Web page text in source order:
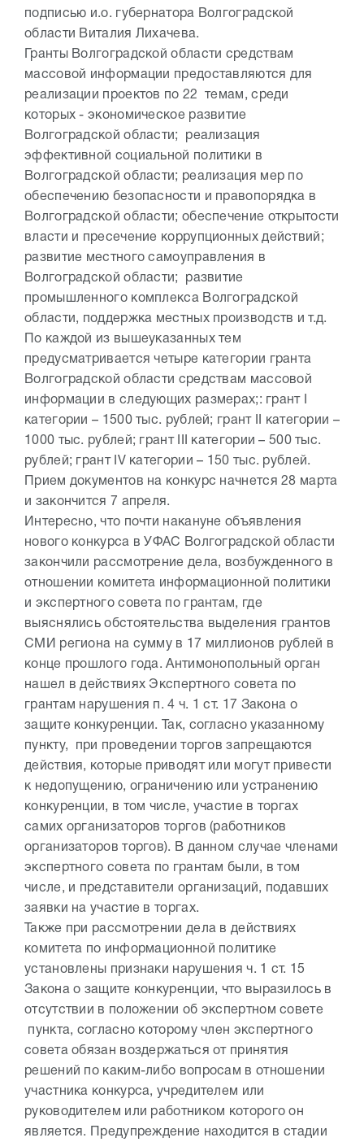
подписью и.о. губернатора Волгоградской
области Виталия Лихачева.
Гранты Волгоградской области средствам
массовой информации предоставляются для
реализации проектов по 22 темам, среди
которых - экономическое развитие
Волгоградской области; реализация
эффективной социальной политики в
Волгоградской области; реализация мер по
обеспечению безопасности и правопорядка в
Волгоградской области; обеспечение открытости
власти и пресечение коррупционных действий;
развитие местного самоуправления в
Волгоградской области; развитие
промышленного комплекса Волгоградской
области, поддержка местных производств и т.д.
По каждой из вышеуказанных тем
предусматривается четыре категории гранта
Волгоградской области средствам массовой
информации в следующих размерах;: грант I
категории – 1500 тыс. рублей; грант II категории –
1000 тыс. рублей; грант III категории – 500 тыс.
рублей; грант IV категории – 150 тыс. рублей.
Прием документов на конкурс начнется 28 марта
и закончится 7 апреля.
Интересно, что почти накануне объявления
нового конкурса в УФАС Волгоградской области
закончили рассмотрение дела, возбужденного в
отношении комитета информационной политики
и экспертного совета по грантам, где
выяснялись обстоятельства выделения грантов
СМИ региона на сумму в 17 миллионов рублей в
конце прошлого года. Антимонопольный орган
нашел в действиях Экспертного совета по
грантам нарушения п. 4 ч. 1 ст. 17 Закона о
защите конкуренции. Так, согласно указанному
пункту, при проведении торгов запрещаются
действия, которые приводят или могут привести
к недопущению, ограничению или устранению
конкуренции, в том числе, участие в торгах
самих организаторов торгов (работников
организаторов торгов). В данном случае членами
экспертного совета по грантам были, в том
числе, и представители организаций, подавших
заявки на участие в торгах.
Также при рассмотрении дела в действиях
комитета по информационной политике
установлены признаки нарушения ч. 1 ст. 15
Закона о защите конкуренции, что выразилось в
отсутствии в положении об экспертном совете
пункта, согласно которому член экспертного
совета обязан воздержаться от принятия
решений по каким-либо вопросам в отношении
участника конкурса, учредителем или
руководителем или работником которого он
является. Предупреждение находится в стадии